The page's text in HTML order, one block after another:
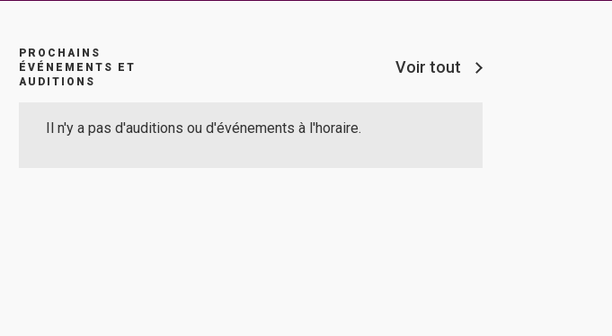
PROCHAINS
ÉVÉNEMENTS ET
AUDITIONS
Voir tout
Il n'y a pas d'auditions ou d'événements à l'horaire.